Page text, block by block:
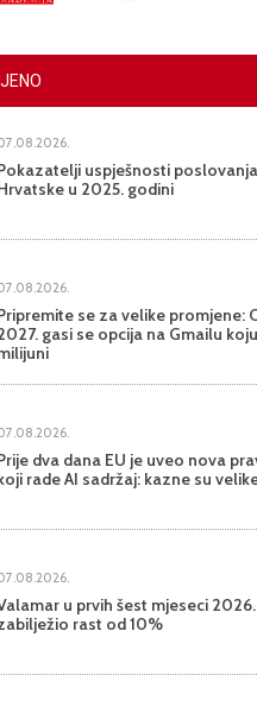
uspješnosti
u 2025. godini
se za velike promjene:
gasi se opcija na Gmailu
dva dana EU je uveo nova
rade AI sadržaj: kazne su
u prvih šest mjeseci
rast od 10%